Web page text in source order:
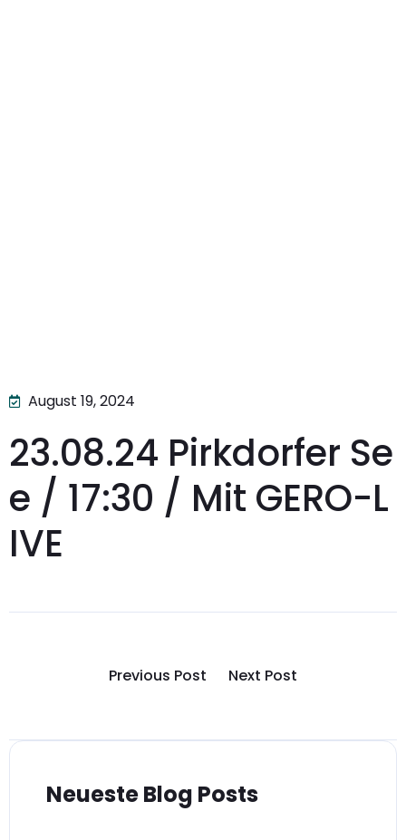
August 19, 2024
23.08.24 Pirkdorfer Se
e / 17:30 / Mit GERO-L
IVE
Previous Post Next Post
Neueste Blog Posts